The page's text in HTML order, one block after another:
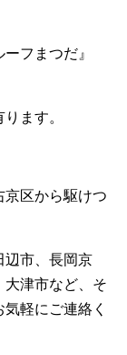
フまつだ』
ます。
京区から駆けつ
辺市、長岡京
大津市など、そ
軽にご連絡く